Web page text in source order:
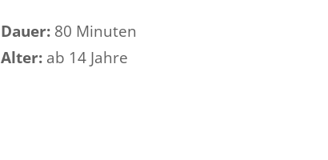
Dauer: 80 Minuten
Alter: ab 14 Jahre